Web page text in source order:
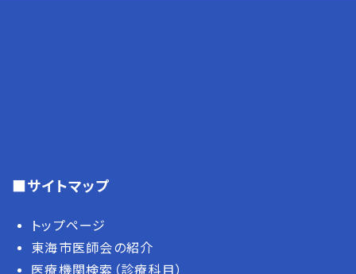
■サイトマップ
トップページ
東海市医師会の紹介
医療機関検索（診療科目）